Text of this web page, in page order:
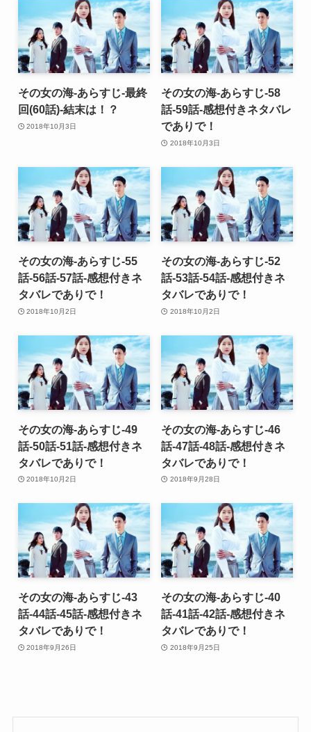
その女の海-あらすじ-最終
回(60話)-結末は！？
2018年10月3日
その女の海-あらすじ-58
話-59話-感想付きネタバレ
でありで！
2018年10月3日
その女の海-あらすじ-55
話-56話-57話-感想付きネ
タバレでありで！
2018年10月2日
その女の海-あらすじ-52
話-53話-54話-感想付きネ
タバレでありで！
2018年10月2日
その女の海-あらすじ-49
話-50話-51話-感想付きネ
タバレでありで！
2018年10月2日
その女の海-あらすじ-46
話-47話-48話-感想付きネ
タバレでありで！
2018年9月28日
その女の海-あらすじ-43
話-44話-45話-感想付きネ
タバレでありで！
2018年9月26日
その女の海-あらすじ-40
話-41話-42話-感想付きネ
タバレでありで！
2018年9月25日